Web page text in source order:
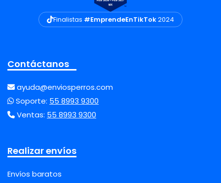
Finalistas #EmprendeEnTikTok2024
Contáctanos
ayuda@enviosperros.com
Soporte: 55 8993 9300
Ventas: 55 8993 9300
Realizar envíos
Envíos baratos